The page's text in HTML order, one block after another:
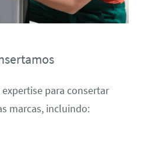
para consertar
marcas, incluindo: